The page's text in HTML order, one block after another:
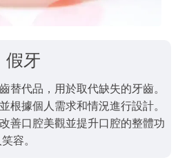
假牙
替代品，用於取代缺失的牙齒。
根據個人需求和情況進行設計。
善口腔美觀並提升口腔的整體功
容。